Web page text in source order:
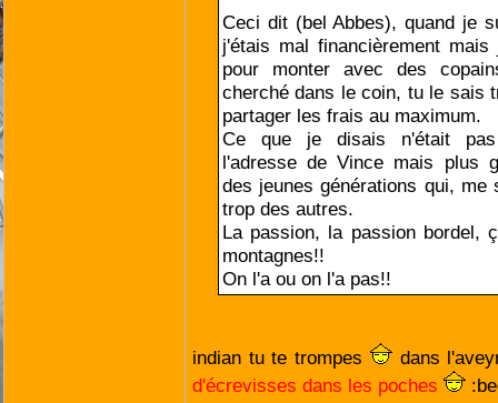
Ceci dit (bel Abbes), quand je
j'étais mal financièrement
pour monter avec des
cherché dans le coin, tu le sais
partager les frais au maximum.
Ce que je disais n'était pas
l'adresse de Vince mais plus
des jeunes générations qui, me
trop des autres.
La passion, la passion bordel,
montagnes!!
On l'a ou on l'a pas!!
indian tu te trompes
dans
d'écrevisses dans les poches